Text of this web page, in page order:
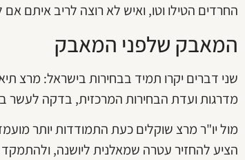
החרדים הטילו וטו, ואיש לא רוצה לריב איתם
המאבק שלפני המאבק
שני דברים יקרו תמיד בבחירות בישראל: מרצ
מדרגות ועדת הבחירות המרכזית, בדקה לעשר
מול יו"ר מרצ שוקלים כעת התמודדות יותר
הציע להחזיר עטרה שמאלנית ליושנה,